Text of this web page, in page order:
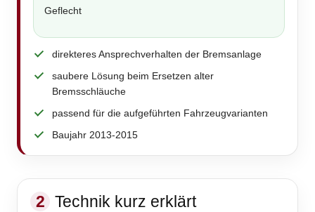
Geflecht
direkteres Ansprechverhalten der Bremsanlage
saubere Lösung beim Ersetzen alter
Bremsschläuche
passend für die aufgeführten Fahrzeugvarianten
Baujahr 2013-2015
2 Technik kurz erklärt